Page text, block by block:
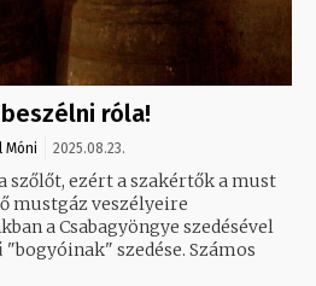
róla!
Móni 2025.08.23.
szőlőt, ezért a szakértők a must
mustgáz veszélyeire
a Csabagyöngye szedésével
szedése. Számos